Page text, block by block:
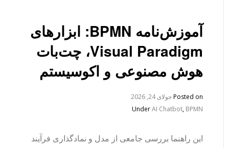
آموزش‌نامه BPMN: ابزارهای
Visual Paradigm، چت‌بات
هوش مصنوعی و اکوسیستم
Posted onجولای 24, 2026
Under AI Chatbot,BPMN
این راهنما بررسی جامعی از مدل و نمادگذاری فرآیند